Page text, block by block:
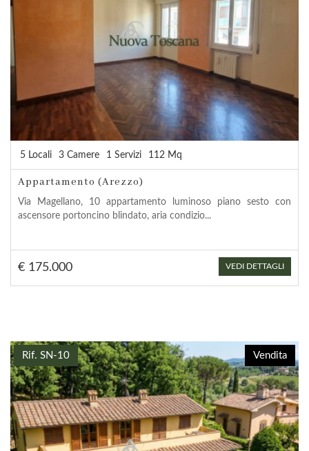
5 Locali 3 Camere 1 Servizi 112 Mq
Appartamento (Arezzo)
Via Magellano, 10 appartamento luminoso piano sesto con
ascensore portoncino blindato, aria condizio...
€ 175.000 VEDI DETTAGLI
Vendita
Rif. SN-10